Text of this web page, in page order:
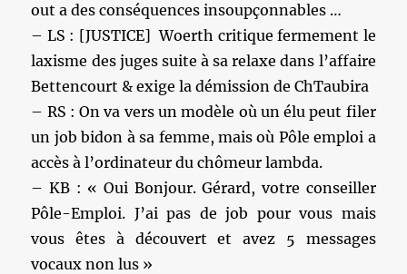
out a des conséquences insoupçonnables …
– LS : [JUSTICE] Woerth critique fermement le
laxisme des juges suite à sa relaxe dans l’affaire
Bettencourt & exige la démission de ChTaubira
– RS : On va vers un modèle où un élu peut filer
un job bidon à sa femme, mais où Pôle emploi a
accès à l’ordinateur du chômeur lambda.
– KB : « Oui Bonjour. Gérard, votre conseiller
Pôle-Emploi. J’ai pas de job pour vous mais
vous êtes à découvert et avez 5 messages
vocaux non lus »